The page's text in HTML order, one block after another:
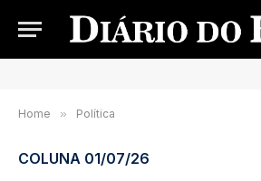
Home » Política
COLUNA 01/07/26